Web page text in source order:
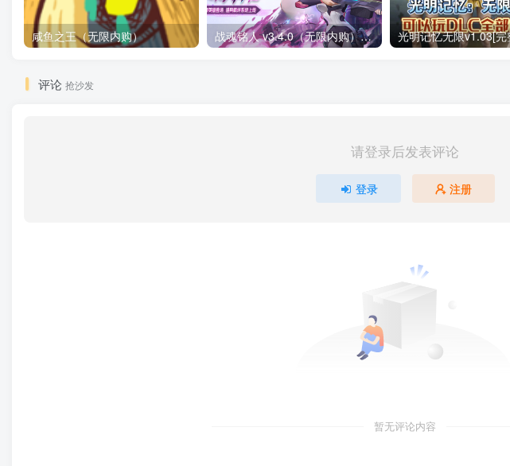
咸鱼之王（无限内购） 战魂铭人 v3.4.0（无限内购）Steam移植 仙宫失序，裁决降临两名新英雄，来自仙宫城！道具羁绊系统上线！
评论 抢沙发
请登录后发表评论
登录 注册
暂无评论内容